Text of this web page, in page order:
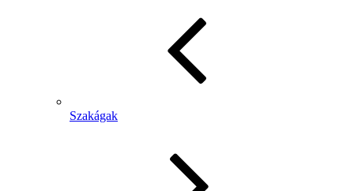
Szakágak